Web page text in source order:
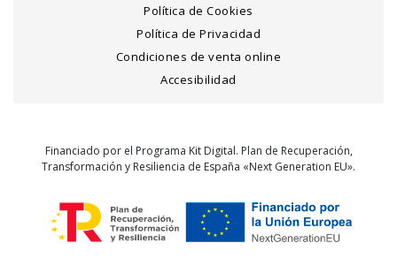
Política de Cookies
Política de Privacidad
Condiciones de venta online
Accesibilidad
Financiado por el Programa Kit Digital. Plan de Recuperación,
Transformación y Resiliencia de España «Next Generation EU».